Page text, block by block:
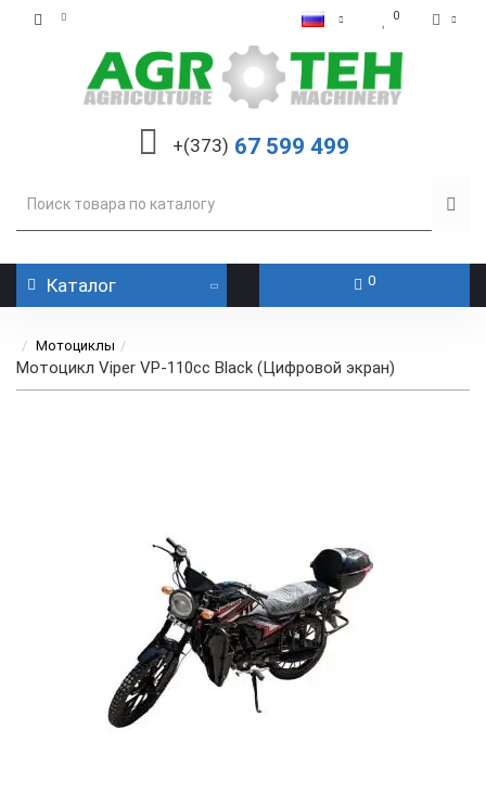
0
+(373) 67 599 499
Каталог 0
Мотоциклы
Мотоцикл Viper VP-110cc Black (Цифровой экран)